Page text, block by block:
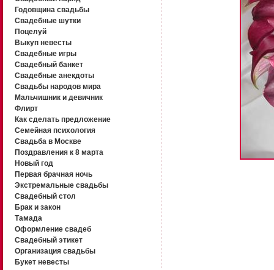
Годовщина свадьбы
Свадебные шутки
Поцелуй
Выкуп невесты
Свадебные игры
Свадебный банкет
Свадебные анекдоты
Свадьбы народов мира
Мальчишник и девичник
Флирт
Как сделать предложение
Семейная психология
Свадьба в Москве
Поздравления к 8 марта
Новый год
Первая брачная ночь
Экстремальные свадьбы
Свадебный стол
Брак и закон
Тамада
Оформление свадеб
Свадебный этикет
Организация свадьбы
Букет невесты